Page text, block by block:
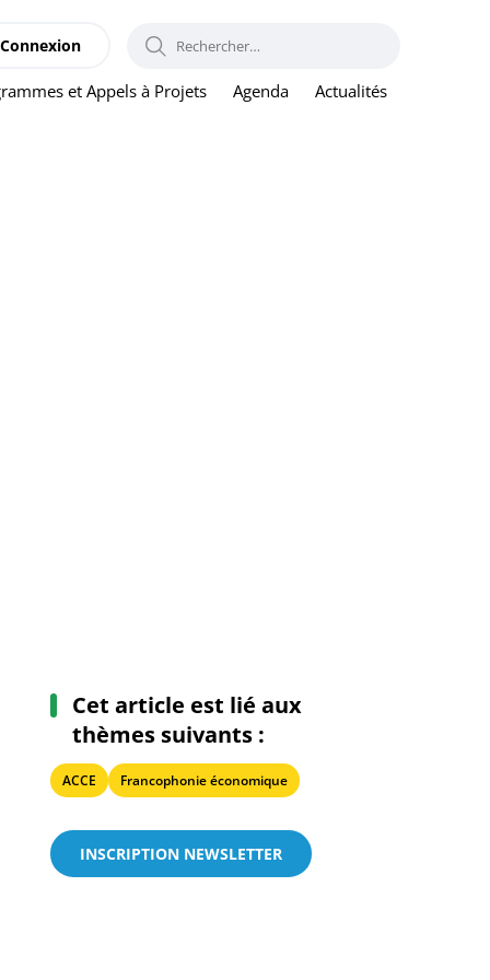
et Appels à Projets Agenda Actualités
Connexion RECHERCHER :
Cet article est lié aux
thèmes suivants :
ACCE Francophonie économique
INSCRIPTION NEWSLETTER